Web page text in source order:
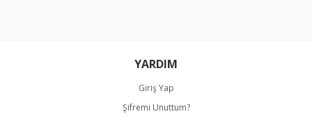
YARDIM
Giriş Yap
Şifremi Unuttum?